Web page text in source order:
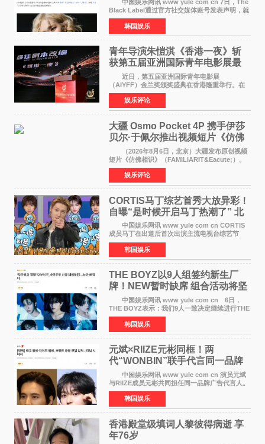
中国娱乐网讯 www yule com cn 7日，The
Black Label通过官方社交媒体账号发表声明，就
近期网络上关于ROS&Eacute;个人行程及是否参
加BLACKPINK出道纪念活动的种种猜测作出正
式回应。 Th
韩国娱乐
青年导演朱愷淇《香港一夜》斩
获第五届亚洲国际青年电影展最
佳剧本改编奖
近日，第五届亚洲国际青年电影展
（AIYFF）金兰奖颁奖盛典在香港隆重举行。在
这场汇聚数百位海内外电影人、文化界人士及媒
体代表的亚洲青年影视盛会上，香港本土电影
《香港一夜》（Dawn in Ho
娱乐评论
大疆 Osmo Pocket 4P 携手伊莎
贝尔·于佩尔推出视频短片《仿佛
相识》
（2026年8月6日，北京）大疆发布原创视频
短片《仿佛相识》（FAMILIARIT&Eacute;）。
视频短片由戛纳国际电影节最佳女演员伊莎贝尔·
于佩尔（Isabelle Huppert）主演，全程使用大
疆首款双主摄口
娱乐评论
CORTIS马丁综艺首秀大放异彩！
自曝“是时候开启马丁热潮了” 北
美巡演火热进行中
中国娱乐网讯 www yule com cn CORTIS
成员马丁在出道后首次出演主流电视台综艺节
目，展现了多才多艺的魅力。 马丁出演了5日
播出的MBC《Radio Star》Fashion与Passion
之间，I&lsquo;m
韩国娱乐
THE BOYZ以9人组签约新生厂
牌！NEW暂时缺席 组合活动将坚
定不移继续
中国娱乐网讯 www yule com cn 6日，
THE BOYZ表示：我们9人一致决定继续进行THE
BOYZ组合活动，并且已经完成了组合团体活动
签约。目前正在新生厂牌下进行活动准备。尚未
离开THE BOYZ原所
韩国娱乐
元斌×RIIZE元彬同框！两
代“WONBIN”联手代言同一品牌
颜值天花板合体
中国娱乐网讯 www yule com cn 演员元斌
与RIIZE成员元彬共同担任同一品牌广告代言人。
6日据独家报道，继演员元斌之后，RIIZE元彬最
近也被选为某在线中介平台A公司的共同广告代言
人，两人将作
韩国娱乐
香港殿堂级填词人黎彼得病逝 享
年76岁​